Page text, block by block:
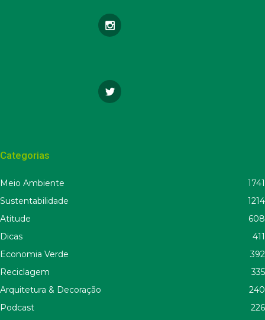
Categorias
Meio Ambiente
1741
Sustentabilidade
1214
Atitude
608
Dicas
411
Economia Verde
392
Reciclagem
335
Arquitetura & Decoração
240
Podcast
226